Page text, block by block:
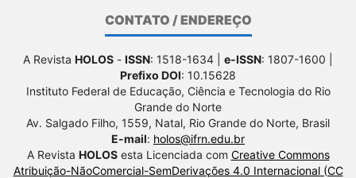
CONTATO / ENDEREÇO
A Revista HOLOS - ISSN: 1518-1634 | e-ISSN: 1807-1600 |
Prefixo DOI: 10.15628
Instituto Federal de Educação, Ciência e Tecnologia do Rio
Grande do Norte
Av. Salgado Filho, 1559, Natal, Rio Grande do Norte, Brasil
E-mail: holos@ifrn.edu.br
A Revista HOLOSesta Licenciada com Creative Commons
Atribuição-NãoComercial-SemDerivações 4.0 Internacional (CC